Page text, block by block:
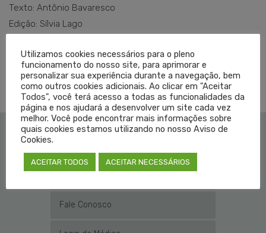
Texto: Antônio Bavaresco
Edição: Sílvia Lago
CREMERS TORRES
Fale Conosco
Utilizamos cookies necessários para o pleno
funcionamento do nosso site, para aprimorar e
personalizar sua experiência durante a navegação, bem
como outros cookies adicionais. Ao clicar em "Aceitar
Todos", você terá acesso a todas as funcionalidades da
página e nos ajudará a desenvolver um site cada vez
melhor. Você pode encontrar mais informações sobre
quais cookies estamos utilizando no nosso Aviso de
Cookies.
ACEITAR TODOS ACEITAR NECESSÁRIOS